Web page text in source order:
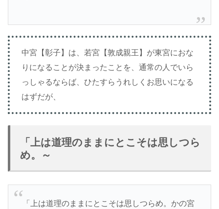
中宮【彰子】は、若宮【敦成親王】が東宮におな
りになることが決まったことを、通常の人でいら
っしゃるならば、ひたすらうれしくお思いになる
はずだが、
「上は道理のままにとこそは思しつら
め。～
「上は道理のままにとこそは思しつらめ。かの宮